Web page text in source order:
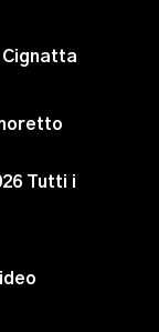
Cignatta
Tutti i